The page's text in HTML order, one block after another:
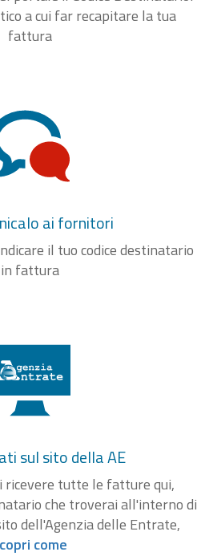
a cui far recapitare la tua
fattura
ai fornitori
il tuo codice destinatario
in fattura
sul sito della AE
ricevere tutte le fatture qui,
che troverai all'interno di
dell'Agenzia delle Entrate,
come